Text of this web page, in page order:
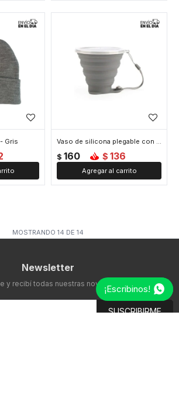
Gris Vaso de silicona plegable con tapa - Gris
$ 160 $ 136
MOSTRANDO 14 DE 14
Newsletter
y recibí todas nuestras novedades!
SUSCRIBIRME
¡Escribinos!